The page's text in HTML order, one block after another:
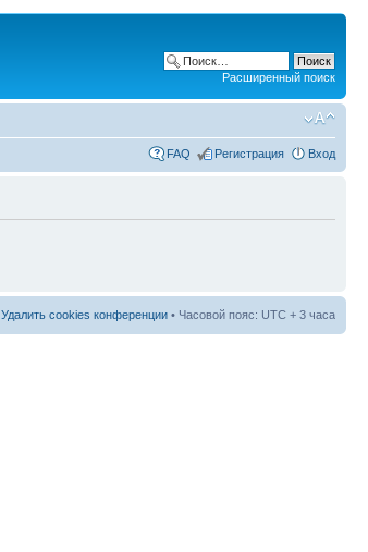
Расширенный поиск
FAQ Регистрация Вход
Удалить cookies конференции • Часовой пояс: UTC + 3 часа